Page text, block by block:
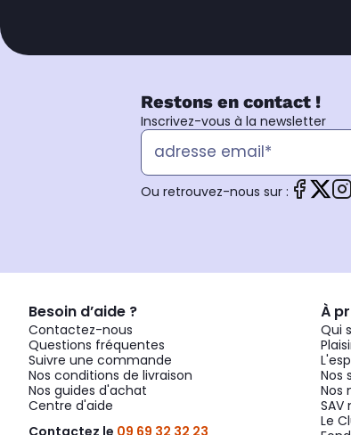
Restons en contact !
Inscrivez-vous à la newsletter
Ou retrouvez-nous sur :
Besoin d’aide ?
Contactez-nous
Questions fréquentes
Suivre une commande
Nos conditions de livraison
Nos guides d'achat
Centre d'aide
Contactez le 09 69 32 32 23
À
Qui
Nos
Nos
Le